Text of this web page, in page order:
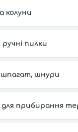
колуни
пилки
шнури
прибирання